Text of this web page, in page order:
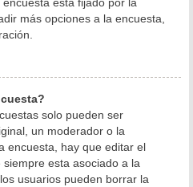
más opciones a la encuesta,
solo pueden ser
un moderador o la
encuesta, hay que editar el
esta asociado a la
usuarios pueden borrar la